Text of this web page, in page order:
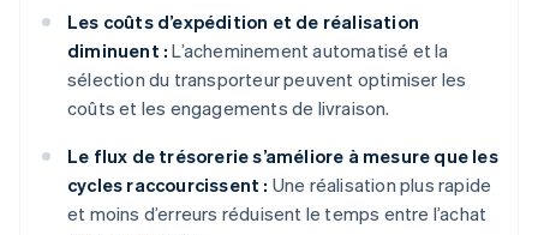
Les coûts d’expédition et de réalisation
diminuent : L’acheminement automatisé et la
sélection du transporteur peuvent optimiser les
coûts et les engagements de livraison.
Le flux de trésorerie s’améliore à mesure que les
cycles raccourcissent : Une réalisation plus rapide
et moins d’erreurs réduisent le temps entre l’achat